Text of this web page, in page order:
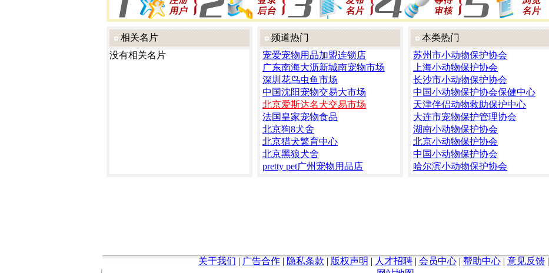
相关名片
没有相关名片
频道热门
宠爱宠物用品加盟连锁店
广东南海大沥新城南宠物市场
深圳花鸟虫鱼市场
中国沈阳宠物交易大市场
北京爱斯达名犬交易市场
法国皇家宠物食品
北京狗8犬舍
北京猎犬繁育中心
北京黑狼犬舍
pretty pet广州宠物用品店
本类热门
苏州市小动物保护协会
上海小动物保护协会
长沙市小动物保护协会
中国小动物保护协会保健中心
天津伴侣动物救助保护中心
大连市宠物保护管理协会
湖南小动物保护协会
北京小动物保护协会
中国小动物保护协会
哈尔滨小动物保护协会
关于我们 | 广告合作| 隐私条款 | 版权声明 | 人才招聘| 会员中心| 帮助中心| 意见反馈|